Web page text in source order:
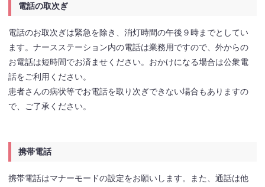
電話の取次ぎ
電話のお取次ぎは緊急を除き、消灯時間の午後９時までとしてい
ます。ナースステーション内の電話は業務用ですので、外からの
お電話は短時間でお済ませください。おかけになる場合は公衆電
話をご利用ください。
患者さんの病状等でお電話を取り次ぎできない場合もありますの
で、ご了承ください。
携帯電話
携帯電話はマナーモードの設定をお願いします。また、通話は他